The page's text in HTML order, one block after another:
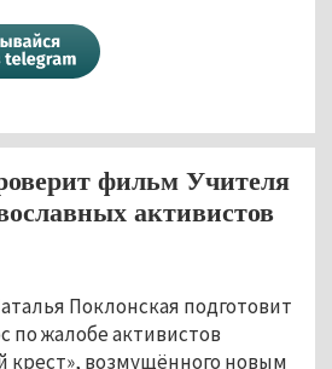
фильм Учителя
активистов
Поклонская подготовит
по жалобе активистов
крест», возмущённого новым